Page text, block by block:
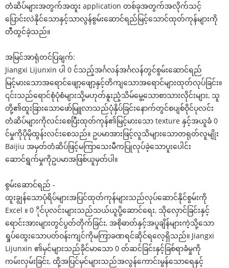
တံဆိပ်များအတွက်အထူး application တစ်ခုအတွက်အလိုက်သင့်
ပြောင်းလဲနိုင်သောနှင့်သာလွန်စွမ်းဆောင်ရည်မြင့်သောင်ထုတ်ကုန်များကို
တီထွင်ခဲ့သည်။
အမြင်အာရုံတင်ပြချက်:
Jiangxi Lijunxin ပါ 0 င်သည့်အင်္ဂလန်အင်္ဂလန်တွင်စွမ်းဆောင်ရည်
မြင့်မားသောအရောင်ဖျော့ဖျော့နှင့်တိကျသောအရောင်များထုတ်လုပ်ခြင်း။
၎င်းသည်ရောင်စုံပုံစံများသို့မဟုတ်နူးညံ့သိမ်မွေ့သောစာသားလိုင်းများ, သူ
တို့၏ထူးခြားသောဖော်မြူလာသည်ပုံနှိပ်ခြင်းနောက်တွင်စပျစ်ဝိုင်ပုလင်း
တံဆိပ်များကိုလင်းစေပြီးထုတ်ကုန်၏မြင့်မားသော texture နှင့်အယူခံ 0
င်မှုကိုပိုမိုထွန်းလင်းစေသည်။ ဥပမာအားဖြင့်လူသိများသောတရုတ်လူမျိုး
Baijiu အမှတ်တံဆိပ်ဖြင့်မကြာသေးမီကပြုလုပ်ခဲ့သောပူးပေါင်း
ဆောင်ရွက်မှုကိုဥပမာအဖြစ်ယူမှတ်ပါ။
စွမ်းဆောင်ရည် -
ထူးချွန်သောပုံရိပ်များအပြင်ထုတ်ကုန်များသည်လုပ်ဆောင်နိုင်စွမ်းကို
Excel ။ 0 ိုင်ပုလင်းများသည်သယ်ယူပို့ဆောင်ရေး, သိုလှောင်ခြင်းနှင့်
ရောင်းအားများတွင်ပွတ်တိုက်ခြင်း, အစိုဓာတ်နှင့်အပူချိန်များကဲ့သို့သော
ရှုပ်ထွေးသောပတ်ဝန်းကျင်ကိုမကြာခဏရင်ဆိုင်ရလေ့ရှိသည်။ Jiangxi
Lijunxin ၏မှင်များသည်ခိုင်မာသော 0 တ်ဆင်ခြင်းနှင့်ခြစ်ရာခံမှုကို
ကမ်းလှမ်းခြင်း, ထို့အပြင်မှင်များသည်အလွန်ကောင်းမွန်သောရေနှင့်